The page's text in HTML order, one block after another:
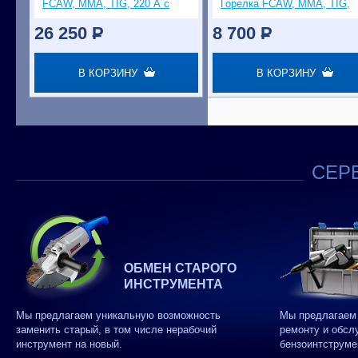
FCAW, MMA, TIG, 220 А с
26 250 P
В КОРЗИНУ
Горелка FCAW, MMA, TIG,
8 700 P
В КОРЗИНУ
ОБМЕН СТАРОГО
ИНСТРУМЕНТА
Мы предлагаем уникальную возможность
заменить старый, в том числе нерабочий
инструмент на новый.
Мы
ремонту и